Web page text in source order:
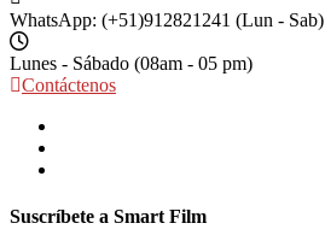
WhatsApp: (+51)912821241 (Lun - Sab)
Lunes - Sábado (08am - 05 pm)
Contáctenos
Suscríbete a Smart Film